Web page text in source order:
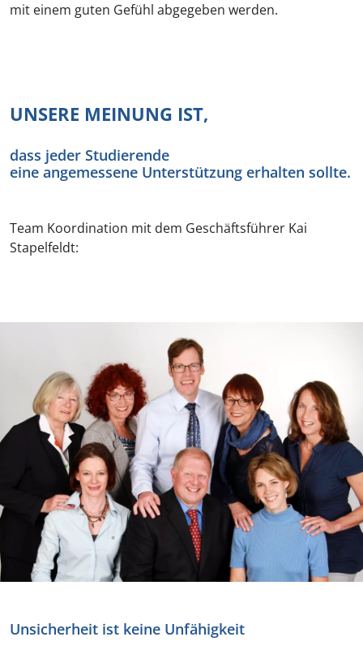
mit einem guten Gefühl abgegeben werden.
UNSERE MEINUNG IST,
dass jeder Studierende
eine angemessene Unterstützung erhalten sollte.
Team Koordination mit dem Geschäftsführer Kai
Stapelfeldt:
Unsicherheit ist keine Unfähigkeit